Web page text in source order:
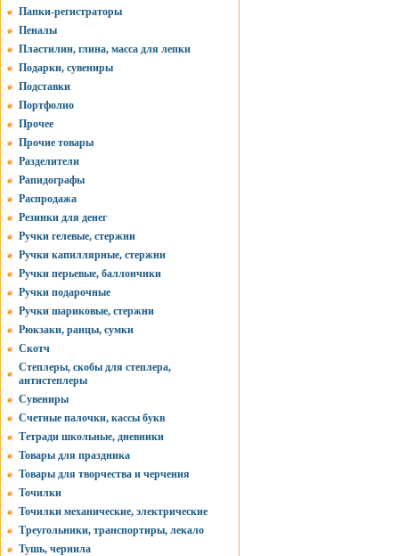
Папки-регистраторы
Пеналы
Пластилин, глина, масса для лепки
Подарки, сувениры
Подставки
Портфолио
Прочее
Прочие товары
Разделители
Рапидографы
Распродажа
Резинки для денег
Ручки гелевые, стержни
Ручки капиллярные, стержни
Ручки перьевые, баллончики
Ручки подарочные
Ручки шариковые, стержни
Рюкзаки, ранцы, сумки
Скотч
Степлеры, скобы для степлера,
антистеплеры
Сувениры
Счетные палочки, кассы букв
Тетради школьные, дневники
Товары для праздника
Товары для творчества и черчения
Точилки
Точилки механические, электрические
Треугольники, транспортиры, лекало
Тушь, чернила